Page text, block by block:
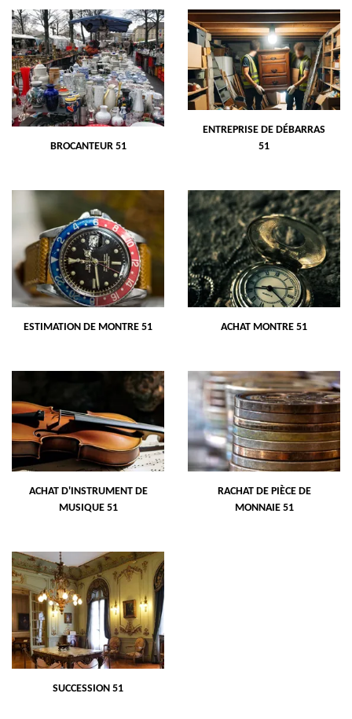
BROCANTEUR 51
ENTREPRISE DE DÉBARRAS
51
ESTIMATION DE MONTRE 51 ACHAT MONTRE 51
ACHAT D'INSTRUMENT DE
MUSIQUE 51
RACHAT DE PIÈCE DE
MONNAIE 51
SUCCESSION 51